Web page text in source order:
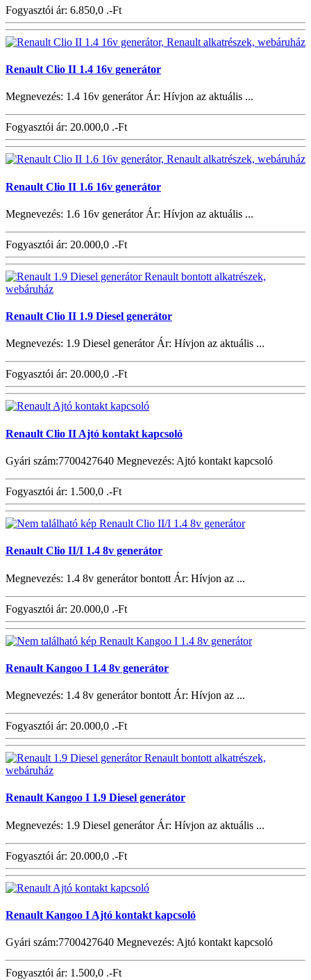
Fogyasztói ár: 6.850,0 .-Ft
Renault Clio II 1.4 16v generátor
Megnevezés: 1.4 16v generátor Ár: Hívjon az aktuális ...
Fogyasztói ár: 20.000,0 .-Ft
Renault Clio II 1.6 16v generátor
Megnevezés: 1.6 16v generátor Ár: Hívjon az aktuális ...
Fogyasztói ár: 20.000,0 .-Ft
Renault Clio II 1.9 Diesel generátor
Megnevezés: 1.9 Diesel generátor Ár: Hívjon az aktuális ...
Fogyasztói ár: 20.000,0 .-Ft
Renault Clio II Ajtó kontakt kapcsoló
Gyári szám:7700427640 Megnevezés: Ajtó kontakt kapcsoló
Fogyasztói ár: 1.500,0 .-Ft
Renault Clio II/I 1.4 8v generátor
Megnevezés: 1.4 8v generátor bontott Ár: Hívjon az ...
Fogyasztói ár: 20.000,0 .-Ft
Renault Kangoo I 1.4 8v generátor
Megnevezés: 1.4 8v generátor bontott Ár: Hívjon az ...
Fogyasztói ár: 20.000,0 .-Ft
Renault Kangoo I 1.9 Diesel generátor
Megnevezés: 1.9 Diesel generátor Ár: Hívjon az aktuális ...
Fogyasztói ár: 20.000,0 .-Ft
Renault Kangoo I Ajtó kontakt kapcsoló
Gyári szám:7700427640 Megnevezés: Ajtó kontakt kapcsoló
Fogyasztói ár: 1.500,0 .-Ft